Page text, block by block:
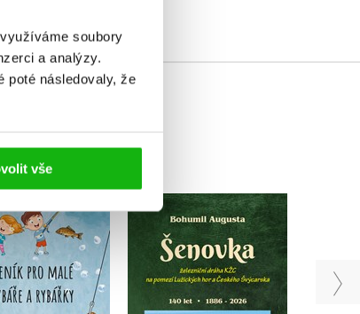
soubory
a analýzy.
poté následovaly, že
vše
pro malé rybáře
a rybářky
Hrušková
Šenovka
Bohumil Augusta